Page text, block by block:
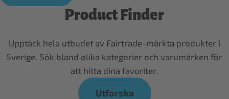
Product Finder
Upptäck hela utbudet av Fairtrade-märkta produkter i
Sverige. Sök bland olika kategorier och varumärken för
att hitta dina favoriter.
Utforska